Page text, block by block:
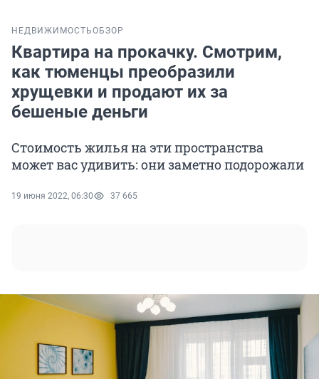
НЕДВИЖИМОСТЬОБЗОР
Квартира на прокачку. Смотрим,
как тюменцы преобразили
хрущевки и продают их за
бешеные деньги
Стоимость жилья на эти пространства
может вас удивить: они заметно подорожали
19 июня 2022, 06:30 37 665